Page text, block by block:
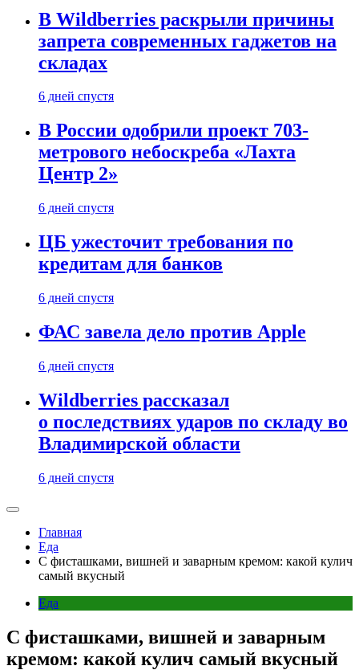
В Wildberries раскрыли причины
запрета современных гаджетов на
складах
6 дней спустя
В России одобрили проект 703-
метрового небоскреба «Лахта
Центр 2»
6 дней спустя
ЦБ ужесточит требования по
кредитам для банков
6 дней спустя
ФАС завела дело против Apple
6 дней спустя
Wildberries рассказал
о последствиях ударов по складу во
Владимирской области
6 дней спустя
Главная
Еда
С фисташками, вишней и заварным кремом: какой кулич
самый вкусный
Еда
С фисташками, вишней и заварным
кремом: какой кулич самый вкусный